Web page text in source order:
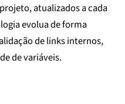
atualizados a cada
evolua de forma
de links internos,
de variáveis.